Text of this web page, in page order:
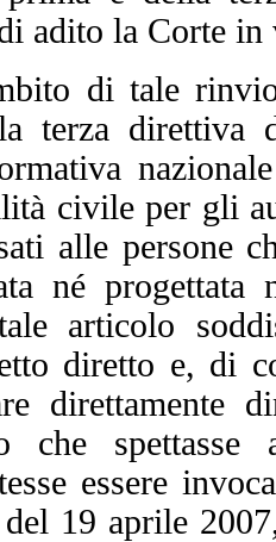
adito la Corte
di tale rinvio,
terza direttiva
civile per gli
alle persone
né progettata
articolo
diretto e, di
direttamente
che
essere
19 aprile